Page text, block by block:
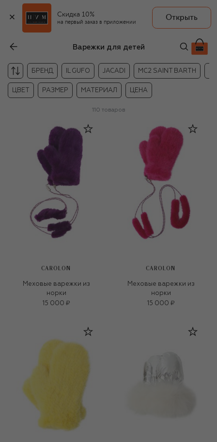
Скидка 10%
на первый заказ в приложении
Открыть
Варежки для детей
БРЕНД IL GUFO JACADI MC2 SAINT BARTH
ЦВЕТ РАЗМЕР МАТЕРИАЛ ЦЕНА
110 товаров
CAROLON
Меховые варежки из
норки
15 000 ₽
CAROLON
Меховые варежки из
норки
15 000 ₽